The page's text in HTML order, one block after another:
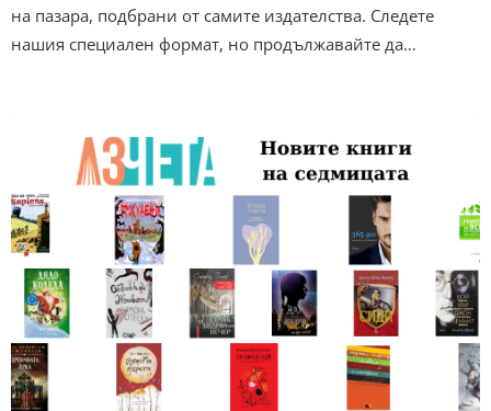
на пазара, подбрани от самите издателства. Следете
нашия специален формат, но продължавайте да…